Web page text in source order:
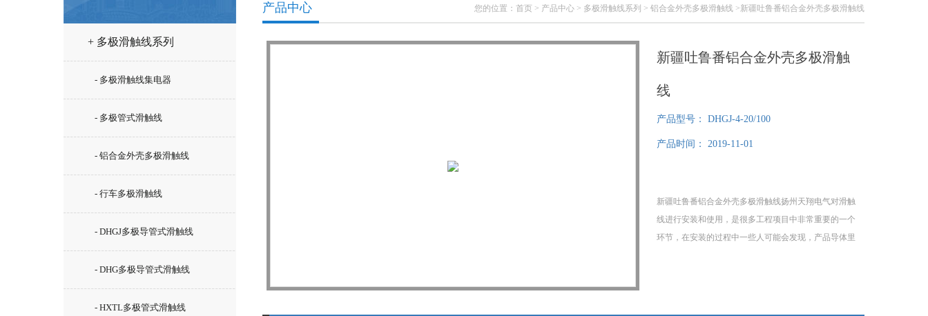
+ 多极滑触线系列
- 多极滑触线集电器
- 多极管式滑触线
- 铝合金外壳多极滑触线
- 行车多极滑触线
- DHGJ多极导管式滑触线
- DHG多极导管式滑触线
- HXTL多极管式滑触线
您的位置： 首页 > 产品中心 > 多极滑触线系列 > 铝合金外壳多极滑触线 >新疆吐鲁番铝合金外壳多极滑触线
产品中心
新疆吐鲁番铝合金外壳多极滑触
线
产品型号： DHGJ-4-20/100
产品时间： 2019-11-01
新疆吐鲁番铝合金外壳多极滑触线扬州天翔电气对滑触
线进行安装和使用，是很多工程项目中非常重要的一个
环节，在安装的过程中一些人可能会发现，产品导体里